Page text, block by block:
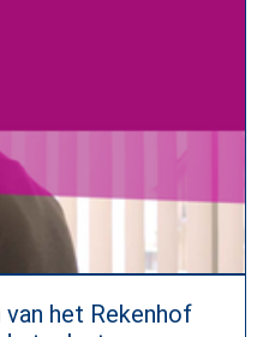
van het Rekenhof